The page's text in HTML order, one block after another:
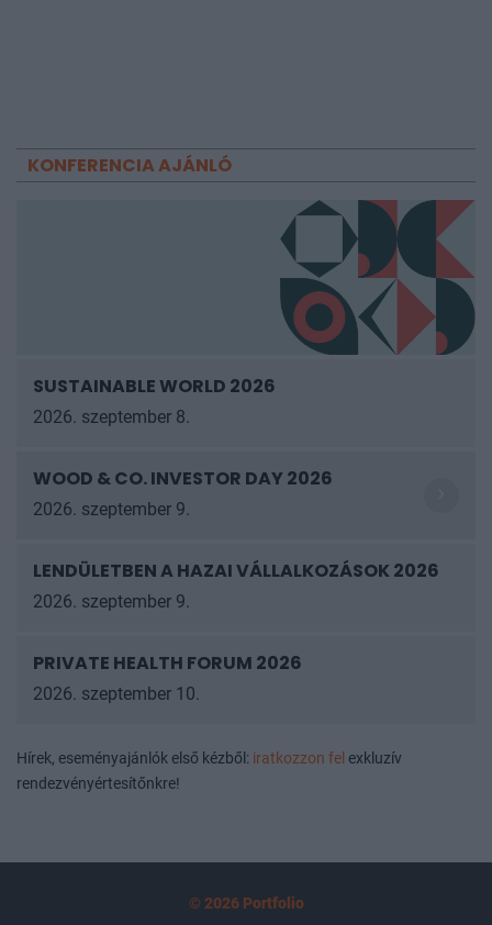
KONFERENCIA AJÁNLÓ
SUSTAINABLE WORLD 2026
2026. szeptember 8.
WOOD & CO. INVESTOR DAY 2026
2026. szeptember 9.
LENDÜLETBEN A HAZAI VÁLLALKOZÁSOK
2026
PRIVATE HEALTH FORUM 2026
Hírek, eseményajánlók első kézből: